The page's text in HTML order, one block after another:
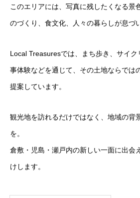
このエリアには、写真に残したくなる景
のづくり、食文化、人々の暮らしが息づ
Local Treasuresでは、まち歩き、サイ
事体験などを通じて、その土地ならでは
提案しています。
観光地を訪れるだけではなく、地域の背
を。
倉敷・児島・瀬戸内の新しい一面に出会
けします。